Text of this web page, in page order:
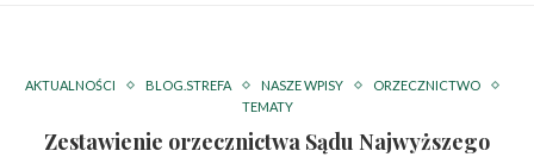
AKTUALNOŚCI BLOG.STREFA NASZE WPISY
ORZECZNICTWO
TEMATY
Zestawienie orzecznictwa Sądu Najwyższego